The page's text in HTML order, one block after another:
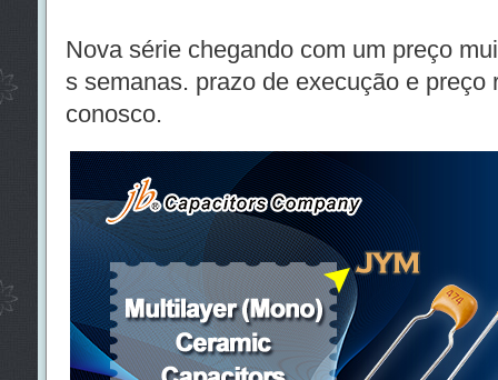
Nova série chegando com um preço
s semanas. prazo de execução e preço
conosco.